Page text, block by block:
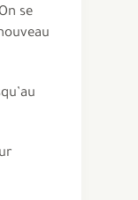
se